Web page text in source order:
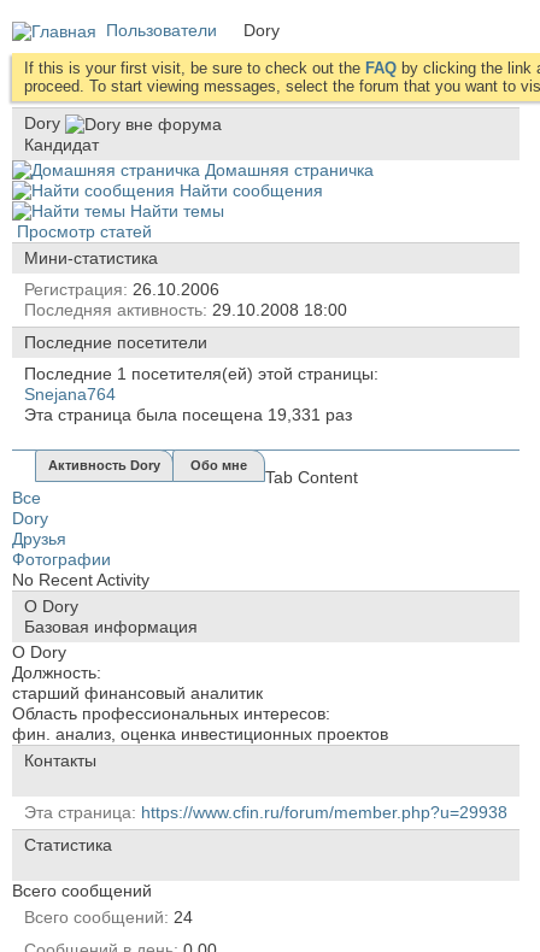
Пользователи Dory
If this is your first visit, be sure to check out the FAQ by clicking the link
proceed. To start viewing messages, select the forum that you want to
Dory
Кандидат
Домашняя страничка
Найти сообщения
Найти темы
Просмотр статей
Мини-статистика
Регистрация
26.10.2006
Последняя активность 29.10.2008 18:00
Последние посетители
Последние 1 посетителя(ей) этой страницы:
Snejana764
Эта страница была посещена 19,331 раз
Активность Dory Обо мне
Tab Content
Все
Dory
Друзья
Фотографии
No Recent Activity
О Dory
Базовая информация
О Dory
Должность:
старший финансовый аналитик
Область профессиональных интересов:
фин. анализ, оценка инвестиционных проектов
Контакты
Эта страница
https://www.cfin.ru/forum/member.php?u=29938
Статистика
Всего сообщений
Всего сообщений
24